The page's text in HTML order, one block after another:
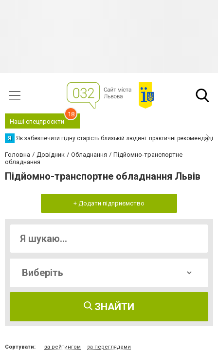
Наші спецпроєкти
18
Я Як забезпечити гідну старість близькій людині: практичні рекомендації
Головна Довідник Обладнання
Підйомно-транспортне
обладнання
Підйомно-транспортне обладнання Львів
+ Додати підприємство
ЗНАЙТИ
Сортувати: за рейтингом за переглядами